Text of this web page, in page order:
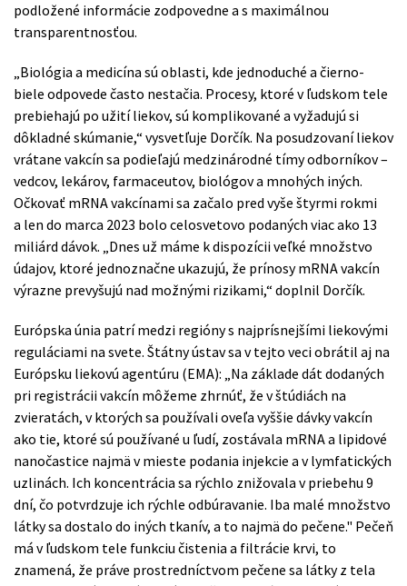
podložené informácie zodpovedne a s maximálnou
transparentnosťou.
„Biológia a medicína sú oblasti, kde jednoduché a čierno-
biele odpovede často nestačia. Procesy, ktoré v ľudskom tele
prebiehajú po užití liekov, sú komplikované a vyžadujú si
dôkladné skúmanie,“ vysvetľuje Dorčík. Na posudzovaní liekov
vrátane vakcín sa podieľajú medzinárodné tímy odborníkov –
vedcov, lekárov, farmaceutov, biológov a mnohých iných.
Očkovať mRNA vakcínami sa začalo pred vyše štyrmi rokmi
a len do marca 2023 bolo celosvetovo podaných viac ako 13
miliárd dávok. „Dnes už máme k dispozícii veľké množstvo
údajov, ktoré jednoznačne ukazujú, že prínosy mRNA vakcín
výrazne prevyšujú nad možnými rizikami,“ doplnil Dorčík.
Európska únia patrí medzi regióny s najprísnejšími liekovými
reguláciami na svete. Štátny ústav sa v tejto veci obrátil aj na
Európsku liekovú agentúru (EMA): „Na základe dát dodaných
pri registrácii vakcín môžeme zhrnúť, že v štúdiách na
zvieratách, v ktorých sa používali oveľa vyššie dávky vakcín
ako tie, ktoré sú používané u ľudí, zostávala mRNA a lipidové
nanočastice najmä v mieste podania injekcie a v lymfatických
uzlinách. Ich koncentrácia sa rýchlo znižovala v priebehu 9
dní, čo potvrdzuje ich rýchle odbúravanie. Iba malé množstvo
látky sa dostalo do iných tkanív, a to najmä do pečene." Pečeň
má v ľudskom tele funkciu čistenia a filtrácie krvi, to
znamená, že práve prostredníctvom pečene sa látky z tela